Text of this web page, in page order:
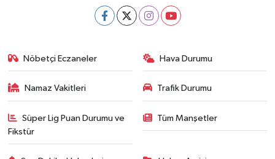
Nöbetçi Eczaneler Hava Durumu
Namaz Vakitleri Trafik Durumu
Süper Lig Puan Durumu ve
Fikstür
Tüm Manşetler